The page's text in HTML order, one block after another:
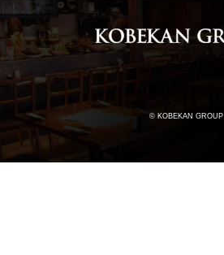
© KOBEKAN GROUP